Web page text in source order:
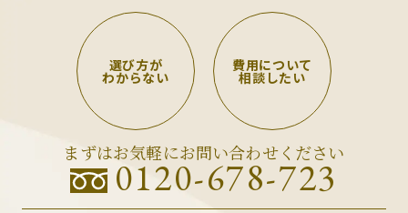
選び方が
わからない
まずはお気軽にお問い合わせください
0120-678-723
費用について
相談したい